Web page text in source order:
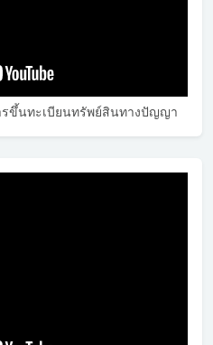
ขึ้นทะเบียนทรัพย์สินทางปัญญา